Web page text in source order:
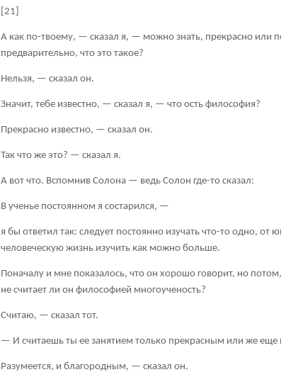
[21]
А как по-твоему, — сказал я, — можно знать, прекрасно или
предварительно, что это такое?
Нельзя, — сказал он.
Значит, тебе известно, — сказал я, — что ость философия?
Прекрасно известно, — сказал он.
Так что же это? — сказал я.
А вот что. Вспомнив Солона — ведь Солон где-то сказал:
В ученье постоянном я состарился, —
я бы ответил так: следует постоянно изучать что-то одно, от
человеческую жизнь изучить как можно больше.
Поначалу и мне показалось, что он хорошо говорит, но
не считает ли он философией многоученость?
Считаю, — сказал тот.
— И считаешь ты ее занятием только прекрасным или же
Разумеется, и благородным, — сказал он.